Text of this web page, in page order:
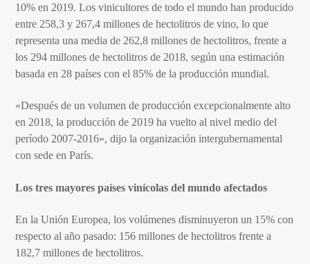
10% en 2019. Los vinicultores de todo el mundo han producido
entre 258,3 y 267,4 millones de hectolitros de vino, lo que
representa una media de 262,8 millones de hectolitros, frente a
los 294 millones de hectolitros de 2018, según una estimación
basada en 28 países con el 85% de la producción mundial.
«Después de un volumen de producción excepcionalmente alto
en 2018, la producción de 2019 ha vuelto al nivel medio del
período 2007-2016», dijo la organización intergubernamental
con sede en París.
Los tres mayores países vinícolas del mundo afectados
En la Unión Europea, los volúmenes disminuyeron un 15% con
respecto al año pasado: 156 millones de hectolitros frente a
182,7 millones de hectolitros.